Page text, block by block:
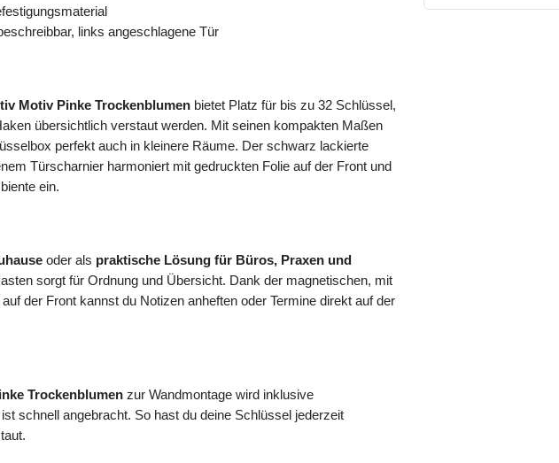
links angeschlagene Tür
Motiv Pinke Trockenblumen bietet Platz für bis zu 32 Schlüssel,
übersichtlich verstaut werden. Mit seinen kompakten Maßen
perfekt auch in kleinere Räume. Der schwarz lackierte
Türscharnier harmoniert mit gedruckten Folie auf der Front und
ein.
oder als praktische Lösung für Büros, Praxen und
sorgt für Ordnung und Übersicht. Dank der magnetischen, mit
der Front kannst du Notizen anheften oder Termine direkt auf der
Trockenblumen zur Wandmontage wird inklusive
schnell angebracht. So hast du deine Schlüssel jederzeit